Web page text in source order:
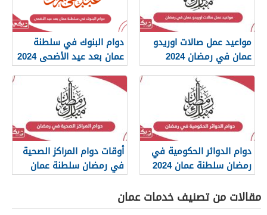
مواعيد عمل صالات اوريدو
عمان في رمضان 2024
دوام البنوك في سلطنة
عمان بعد عيد الأضحى 2024
دوام الدوائر الحكومية في
رمضان سلطنة عمان 2024
أوقات دوام المراكز الصحية
في رمضان سلطنة عمان
2024
مقالات من تصنيف خدمات عمان